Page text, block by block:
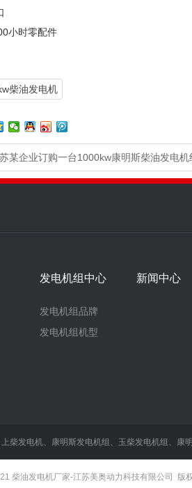
小时零配件
柴油发电机
某企业订购一台1000kw康明斯柴油发电机
发电机组中心
发电机组品牌
发电机组机型
新闻中心
上柴发电机、 康明斯发电机组 、 玉柴发电机组 、 康
柴油发电机厂家-江苏美奥动力科技有限公司 版